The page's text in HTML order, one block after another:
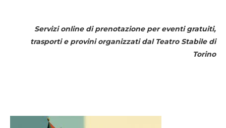
Servizi online di prenotazione per eventi gratuiti,
trasporti e provini organizzati dal Teatro Stabile di
Torino